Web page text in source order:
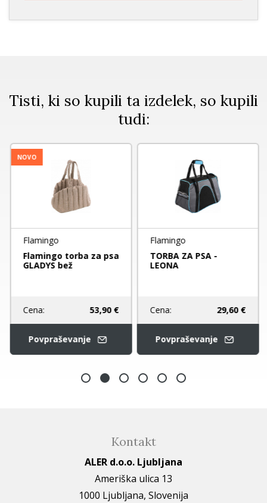
Tisti, ki so kupili ta izdelek, so kupili
tudi:
NOVO
Flamingo
Flamingo torba za psa
GLADYS bež
Cena: 53,90 €
Povpraševanje
Flamingo
TORBA ZA PSA -
LEONA
Cena: 29,60 €
Povpraševanje
Kontakt
ALER d.o.o. Ljubljana
Ameriška ulica 13
1000 Ljubljana, Slovenija